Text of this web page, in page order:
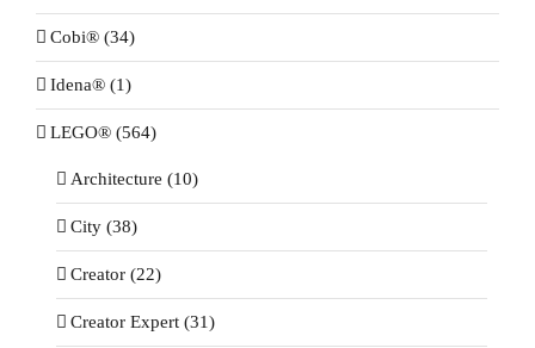
Cobi® (34)
Idena® (1)
LEGO® (564)
Architecture (10)
City (38)
Creator (22)
Creator Expert (31)